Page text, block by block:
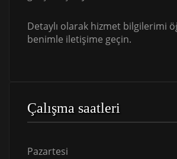
Detaylı olarak hizmet bilgilerimi
benimle iletişime geçin.
Çalışma saatleri
Pazartesi